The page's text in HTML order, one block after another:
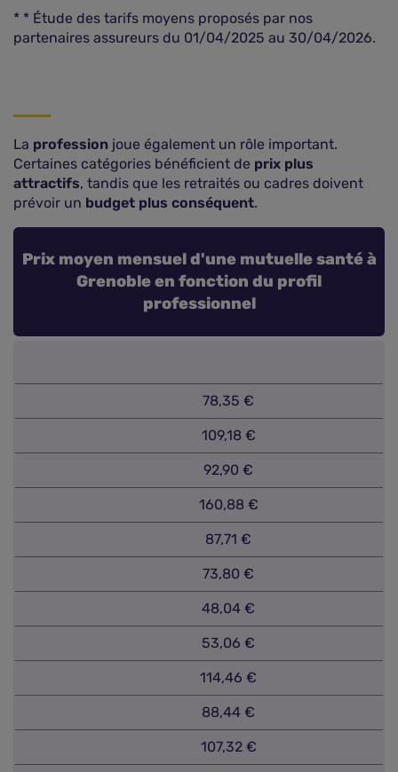
* * Étude des tarifs moyens proposés par nos
partenaires assureurs du 01/04/2025 au 30/04/2026.
La profession joue également un rôle important.
Certaines catégories bénéficient de prix plus
attractifs, tandis que les retraités ou cadres doivent
prévoir un budget plus conséquent.
Prix moyen mensuel d'une mutuelle santé à
Grenoble en fonction du profil
professionnel
78,35 €
109,18 €
92,90 €
160,88 €
87,71 €
73,80 €
48,04 €
53,06 €
114,46 €
88,44 €
107,32 €